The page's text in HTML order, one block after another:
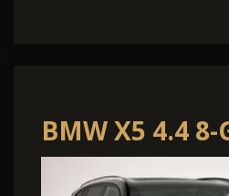
BMW X5 4.4 8-
Steptronic